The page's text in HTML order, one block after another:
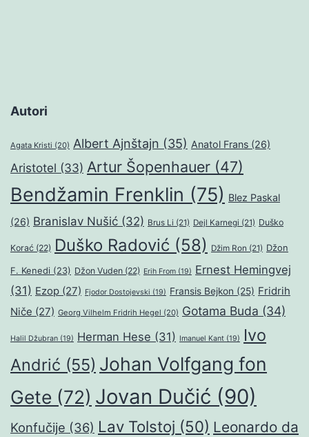
Autori
Agata Kristi (20) Albert Ajnštajn (35) Anatol Frans (26)
Aristotel (33) Artur Šopenhauer (47)
Bendžamin Frenklin (75) Blez Paskal
(26) Branislav Nušić (32) Brus Li (21) Dejl Karnegi (21) Duško
Korać (22) Duško Radović (58) Džim Ron (21) Džon
F. Kenedi (23) Džon Vuden (22) Erih From (19) Ernest Hemingvej
(31) Ezop (27) Fjodor Dostojevski (19) Fransis Bejkon (25) Fridrih
Niče (27) Georg Vilhelm Fridrih Hegel (20) Gotama Buda (34)
Halil Džubran (19) Herman Hese (31) Imanuel Kant (19)
Ivo
Andrić (55) Johan Volfgang fon
Gete (72) Jovan Dučić (90)
Konfučije (36) Lav Tolstoj (50) Leonardo da